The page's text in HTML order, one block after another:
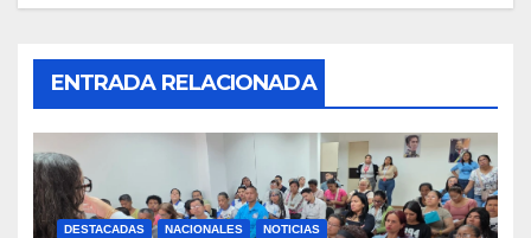
ENTRADA RELACIONADA
DESTACADAS NACIONALES NOTICIAS